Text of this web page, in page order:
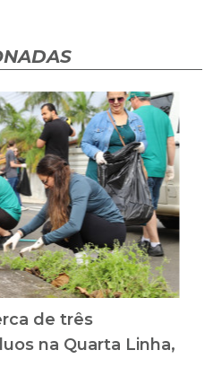
de três
na Quarta Linha,